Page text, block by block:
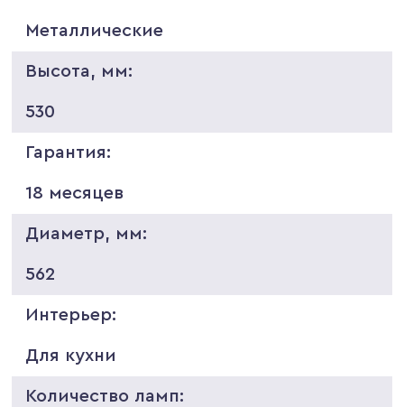
Металлические
Высота, мм:
530
Гарантия:
18 месяцев
Диаметр, мм:
562
Интерьер:
Для кухни
Количество ламп: